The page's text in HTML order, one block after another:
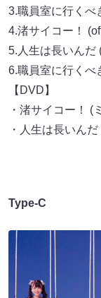
3.職員室に行くべ
4.渚サイコー！
5.人生は長いんだ
6.職員室に行くべ
【DVD】
・渚サイコー！ (
・人生は長いん
Type-C